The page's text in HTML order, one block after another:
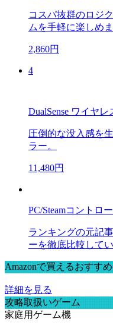
コスパ抜群のロジ
ムを手軽に楽しめま
2,860円
4
DualSense ワイヤ
圧倒的な没入感を
ラー。
11,480円
PC/Steamコントロ
ランキングの元記
ーを徹底比較して
Amazonで買えるおすす
詳細を見る
攻略取扱いゲーム
家庭用ゲーム機